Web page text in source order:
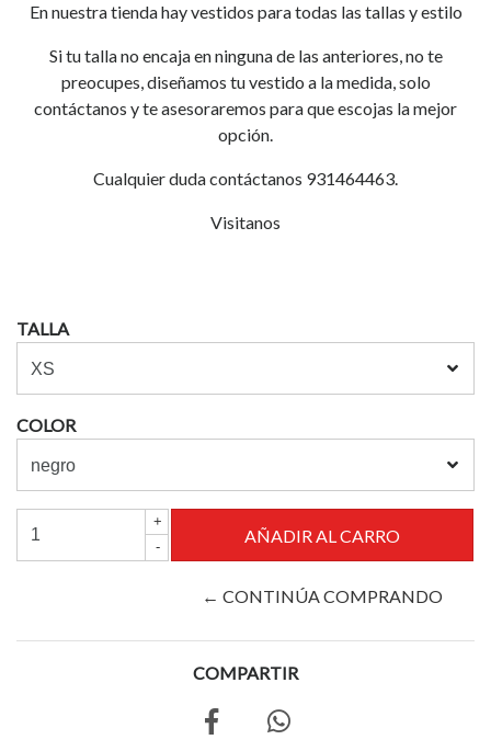
En nuestra tienda hay vestidos para todas las tallas y estilo
Si tu talla no encaja en ninguna de las anteriores, no te
preocupes, diseñamos tu vestido a la medida, solo
contáctanos y te asesoraremos para que escojas la mejor
opción.
Cualquier duda contáctanos 931464463.
Visitanos
TALLA
COLOR
+
-
← CONTINÚA COMPRANDO
COMPARTIR